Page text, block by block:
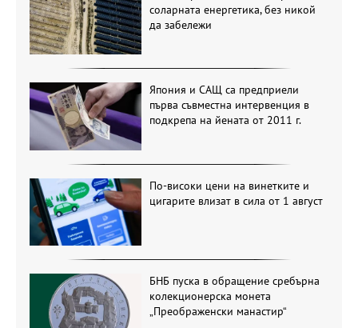
соларната енергетика, без никой
да забележи
Япония и САЩ са предприели
първа съвместна интервенция в
подкрепа на йената от 2011 г.
По-високи цени на винетките и
цигарите влизат в сила от 1 август
БНБ пуска в обращение сребърна
колекционерска монета
„Преображенски манастир“